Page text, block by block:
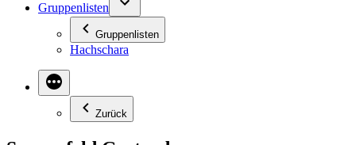
Gruppenlisten
Gruppenlisten
Hachschara
Zurück